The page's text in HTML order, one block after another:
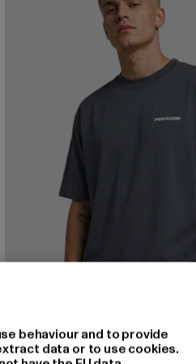
behaviour and to provide
data or to use cookies.